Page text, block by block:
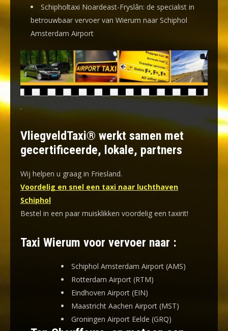
Schipholtaxi Noardeast-Fryslân: de specialist in
betrouwbaar vervoer van Wierum naar Schiphol
Amsterdam Airport
.
VliegveldTaxi® werkt samen met
gecertificeerde, lokale, partners
Wij helpen u graag in Friesland.
Voordelig en snel een taxi naar luchthaven
Schiphol
Bestel in een paar muisklikken voordelig een taxirit!
Taxi Wierum voor vervoer naar :
Schiphol Amsterdam Airport (AMS)
Rotterdam Airport (RTM)
Eindhoven Airport (EIN)
Maastricht Aachen Airport (MST)
Groningen Airport Eelde (GRQ)